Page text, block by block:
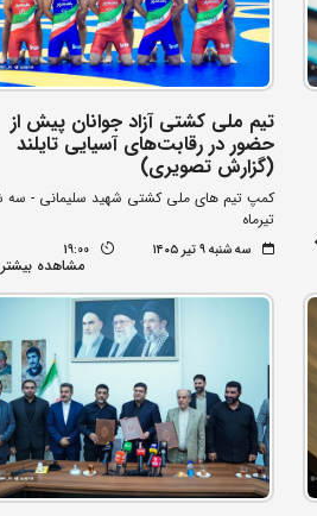
تیم ملی کشتی آزاد جوانان پیش از
حضور در رقابت‌های آسیایی تایلند
(گزارش تصویری)
تیرماه
سه شنبه ۹ تیر ۱۴۰۵ 19:00
مشاهده بیشتر